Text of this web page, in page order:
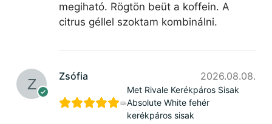
megiható. Rögtön beüt a koffein. A
citrus géllel szoktam kombinálni.
Zsófia 2026.08.08.
Met Rivale Kerékpáros Sisak
Absolute White fehér
kerékpáros sisak